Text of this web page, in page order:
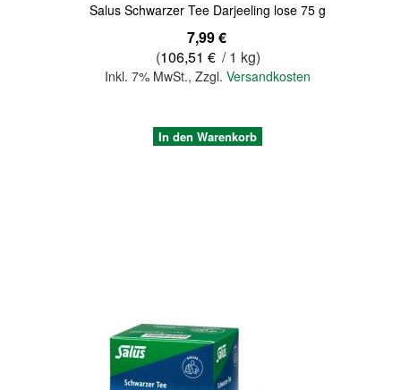
Salus Schwarzer Tee Darjeeling lose 75 g
7,99 €
(106,51 € / 1 kg)
Inkl. 7% MwSt.,Zzgl.Versandkosten
In den Warenkorb